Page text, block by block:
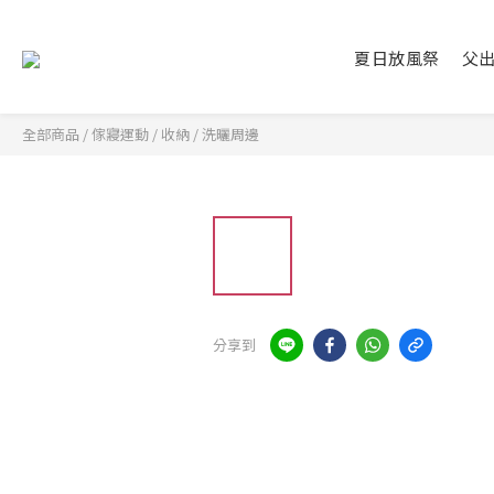
夏日放風祭 父
全部商品 /傢寢運動 / 收納 /洗曬周邊
分享到